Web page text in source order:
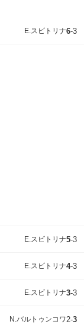
E.スビトリナ6-3
E.スビトリナ5-3
E.スビトリナ4-3
E.スビトリナ3-3
N.バルトゥンコワ2-3